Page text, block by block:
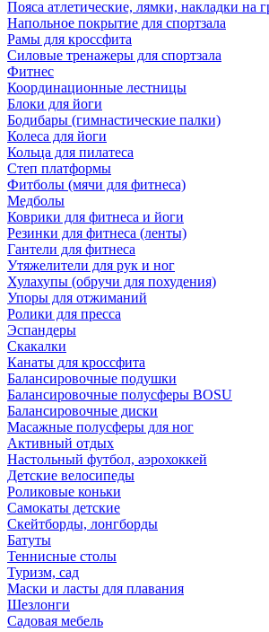
Пояса атлетические, лямки, накладки на
Напольное покрытие для спортзала
Рамы для кроссфита
Силовые тренажеры для спортзала
Фитнес
Координационные лестницы
Блоки для йоги
Бодибары (гимнастические палки)
Колеса для йоги
Кольца для пилатеса
Степ платформы
Фитболы (мячи для фитнеса)
Медболы
Коврики для фитнеса и йоги
Резинки для фитнеса (ленты)
Гантели для фитнеса
Утяжелители для рук и ног
Хулахупы (обручи для похудения)
Упоры для отжиманий
Ролики для пресса
Эспандеры
Скакалки
Канаты для кроссфита
Балансировочные подушки
Балансировочные полусферы BOSU
Балансировочные диски
Масажные полусферы для ног
Активный отдых
Настольный футбол, аэрохоккей
Детские велосипеды
Роликовые коньки
Самокаты детские
Скейтборды, лонгборды
Батуты
Теннисные столы
Туризм, сад
Маски и ласты для плавания
Шезлонги
Садовая мебель